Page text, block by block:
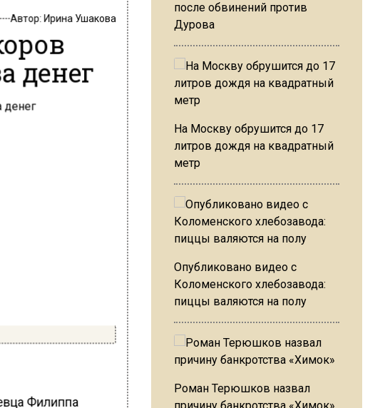
Автор:Ирина Ушакова
денег
Филиппа
после обвинений против
Дурова
На Москву обрушится до 17
литров дождя на квадратный
метр
Опубликовано видео с
Коломенского хлебозавода:
пиццы валяются на полу
Роман Терюшков назвал